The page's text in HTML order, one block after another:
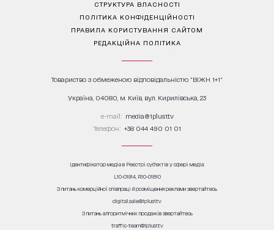
СТРУКТУРА ВЛАСНОСТІ
ПОЛІТИКА КОНФІДЕНЦІЙНОСТІ
ПРАВИЛА КОРИСТУВАННЯ САЙТОМ
РЕДАКЦІЙНА ПОЛІТИКА
Товариство з обмеженою відповідальністю "ВІЖН 1+1"
Україна, 04080, м. Київ, вул. Кирилівська, 23
е-mail: media@1plus1.tv
Телефон: +38 044 490 01 01
Ідентифікатор медіа в Реєстрі суб’єктів у сфері медіа:
L10-01914, R10-01810
З питань комерційної співпраці й розміщення реклами звертайтесь
digital.sale@1plus1.tv
З питань алгоритмічних продажів звертайтесь
traffic-team@1plus1.tv